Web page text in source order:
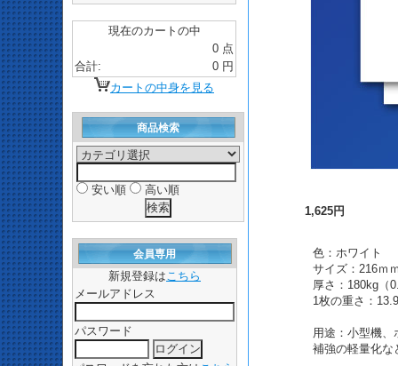
現在のカートの中
0 点
合計:
0 円
カートの中身を見る
商品検索
安い順 高い順
会員専用
新規登録はこちら
メールアドレス
パスワード
1,625円
色：ホワイト
サイズ：216ｍ
厚さ：180kg（
1枚の重さ：
用途：小型機、
補強の軽量化な